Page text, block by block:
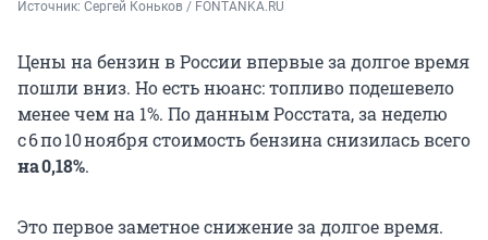
Источник: Сергей Коньков / FONTANKA.RU
Цены на бензин в России впервые за долгое время
пошли вниз. Но есть нюанс: топливо подешевело
менее чем на 1%. По данным Росстата, за неделю
с 6 по 10 ноября стоимость бензина снизилась всего
на 0,18%.
Это первое заметное снижение за долгое время.